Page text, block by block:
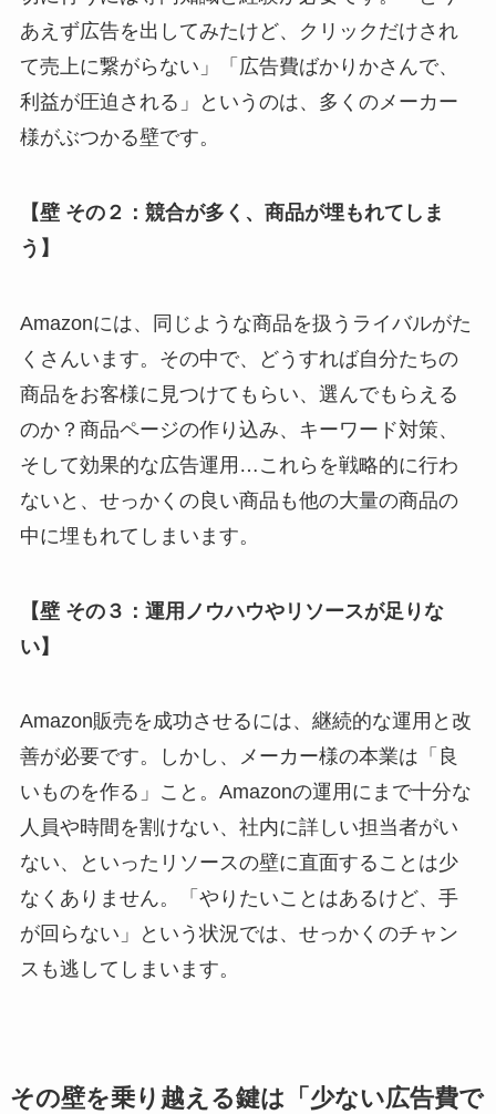
あえず広告を出してみたけど、クリックだけされ
て売上に繋がらない」「広告費ばかりかさんで、
利益が圧迫される」というのは、多くのメーカー
様がぶつかる壁です。
【壁 その２：競合が多く、商品が埋もれてしま
う】
Amazonには、同じような商品を扱うライバルがた
くさんいます。その中で、どうすれば自分たちの
商品をお客様に見つけてもらい、選んでもらえる
のか？商品ページの作り込み、キーワード対策、
そして効果的な広告運用…これらを戦略的に行わ
ないと、せっかくの良い商品も他の大量の商品の
中に埋もれてしまいます。
【壁 その３：運用ノウハウやリソースが足りな
い】
Amazon販売を成功させるには、継続的な運用と改
善が必要です。しかし、メーカー様の本業は「良
いものを作る」こと。Amazonの運用にまで十分な
人員や時間を割けない、社内に詳しい担当者がい
ない、といったリソースの壁に直面することは少
なくありません。「やりたいことはあるけど、手
が回らない」という状況では、せっかくのチャン
スも逃してしまいます。
その壁を乗り越える鍵は「少ない広告費で